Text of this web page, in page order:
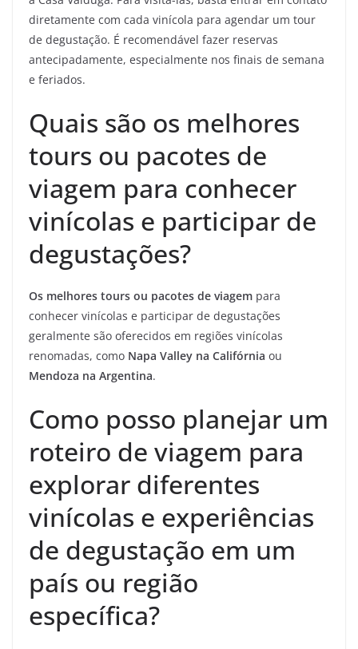
diretamente com cada vinícola para agendar um tour
de degustação. É recomendável fazer reservas
antecipadamente, especialmente nos finais de semana
e feriados.
Quais são os melhores
tours ou pacotes de
viagem para conhecer
vinícolas e participar de
degustações?
Os melhores tours ou pacotes de viagem para
conhecer vinícolas e participar de degustações
geralmente são oferecidos em regiões vinícolas
renomadas, como Napa Valley na Califórnia ou
Mendoza na Argentina.
Como posso planejar um
roteiro de viagem para
explorar diferentes
vinícolas e experiências
de degustação em um
país ou região
específica?